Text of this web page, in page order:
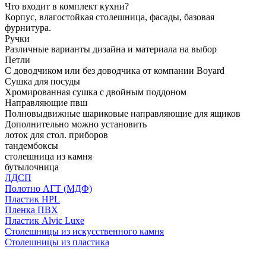
Что входит в комплект кухни?
Корпус, влагостойкая столешница, фасады, базовая
фурнитура.
Ручки
Различные варианты дизайна и материала на выбор
Петли
С доводчиком или без доводчика от компании Boyard
Сушка для посуды
Хромированная сушка с двойным поддоном
Направляющие пвш
Полновыдвижные шариковые направляющие для ящиков
Дополнительно можно установить
лоток для стол. приборов
тандембоксы
столешница из камня
бутылочница
ЛДСП
Полотно АГТ (МДФ)
Пластик HPL
Пленка ПВХ
Пластик Alvic Luxe
Столешницы из искусственного камня
Столешницы из пластика